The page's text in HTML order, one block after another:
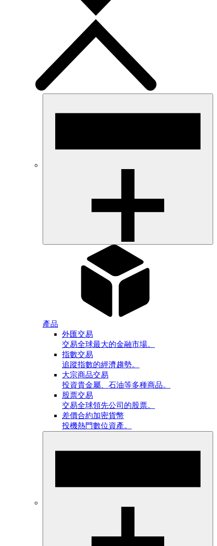
產品
外匯交易
交易全球最大的金融市場。
指數交易
追蹤指數的經濟趨勢。
大宗商品交易
投資貴金屬、石油等多種商品。
股票交易
交易全球領先公司的股票。
差價合約加密貨幣
投機熱門數位資產。